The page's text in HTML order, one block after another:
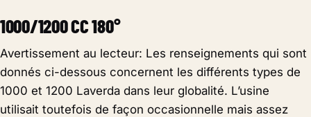
1000/1200 CC 180°
Avertissement au lecteur: Les renseignements qui sont
donnés ci-dessous concernent les différents types de
1000 et 1200 Laverda dans leur globalité. L’usine
utilisait toutefois de façon occasionnelle mais assez